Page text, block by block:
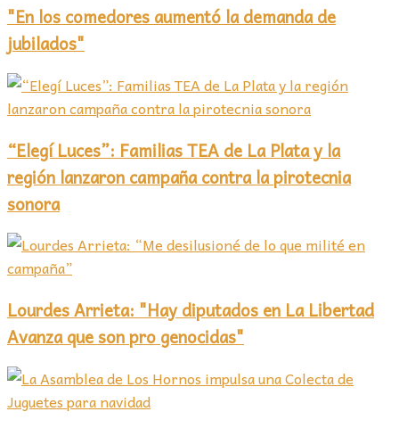
"En los comedores aumentó la demanda de
jubilados"
“Elegí Luces”: Familias TEA de La Plata y la
región lanzaron campaña contra la pirotecnia
sonora
Lourdes Arrieta: "Hay diputados en La Libertad
Avanza que son pro genocidas"